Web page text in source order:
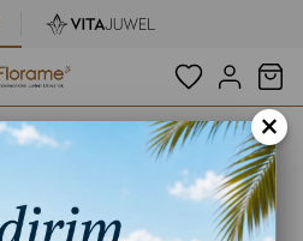
Organik Shea Yağı 125 ml×